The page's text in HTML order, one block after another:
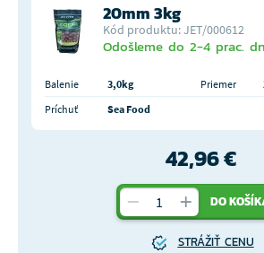
20mm 3kg
Kód produktu: JET/000612
Odošleme do 2-4 prac.
Balenie 3,0kg Priemer
Príchuť
Sea Food
42,96 €
DO
STRÁŽIŤ CENU